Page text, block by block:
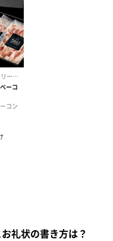
礼状の書き方は？